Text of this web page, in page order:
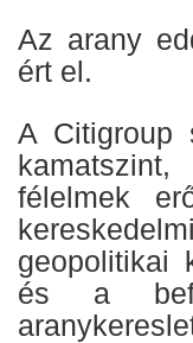
Az arany
ért el.
A Citigroup
félelmek
geopolitikai
és a